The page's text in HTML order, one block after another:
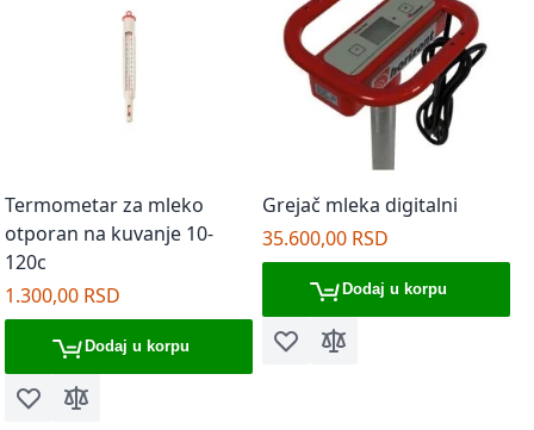
Termometar za mleko
otporan na kuvanje 10-
120c
1.300,00 RSD
Dodaj u korpu
Dodaj u listu želja
Dodaj za poređenje
Grejač mleka digitalni
35.600,00 RSD
Dodaj u korpu
Dodaj u listu želja
Dodaj za poređenje